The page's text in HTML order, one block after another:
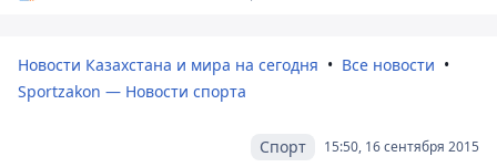
Новости Казахстана и мира на сегодня
Все новости
Sportzakon — Новости спорта
15:50, 16 сентября 2015
Спорт